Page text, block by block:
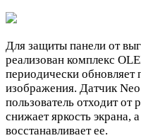
Для защиты панели от
реализован комплекс
периодически обновляет
изображения. Датчик
пользователь отходит от
снижает яркость
восстанавливает ее.